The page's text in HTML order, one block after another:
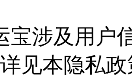
宝涉及用户
见本隐私